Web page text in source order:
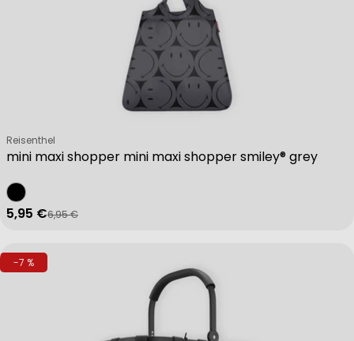
mini maxi shopper mini maxi shopper smiley® grey
Verkäufer:
Reisenthel
Verkaufspreis
5,95 €
Regulärer Preis
6,95 €
-7 %